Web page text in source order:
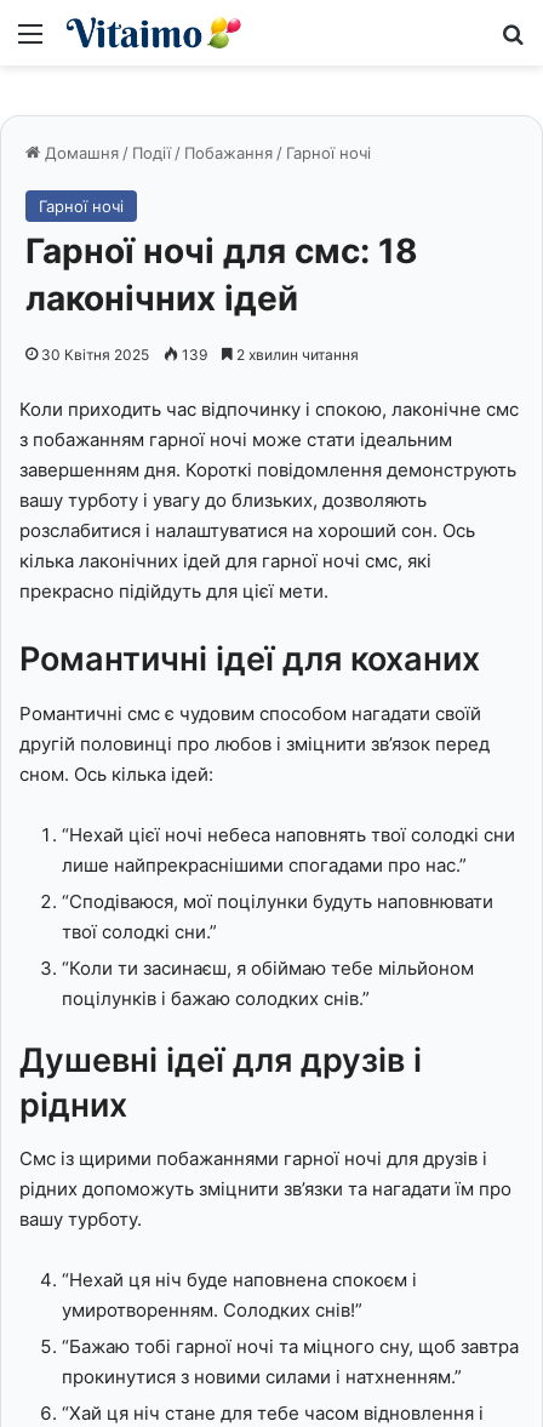
Меню
Домашня / Події / Побажання / Гарної ночі
Гарної ночі
Гарної ночі для смс: 18
лаконічних ідей
30 Квітня 2025 139 2 хвилин читання
Коли приходить час відпочинку і спокою, лаконічне смс
з побажанням гарної ночі може стати ідеальним
завершенням дня. Короткі повідомлення демонструють
вашу турботу і увагу до близьких, дозволяють
розслабитися і налаштуватися на хороший сон. Ось
кілька лаконічних ідей для гарної ночі смс, які
прекрасно підійдуть для цієї мети.
Романтичні ідеї для коханих
Романтичні смс є чудовим способом нагадати своїй
другій половинці про любов і зміцнити зв’язок перед
сном. Ось кілька ідей:
“Нехай цієї ночі небеса наповнять твої солодкі сни
лише найпрекраснішими спогадами про нас.”
“Сподіваюся, мої поцілунки будуть наповнювати
твої солодкі сни.”
“Коли ти засинаєш, я обіймаю тебе мільйоном
поцілунків і бажаю солодких снів.”
Душевні ідеї для друзів і
рідних
Смс із щирими побажаннями гарної ночі для друзів і
рідних допоможуть зміцнити зв’язки та нагадати їм про
вашу турботу.
“Нехай ця ніч буде наповнена спокоєм і
умиротворенням. Солодких снів!”
“Бажаю тобі гарної ночі та міцного сну, щоб завтра
прокинутися з новими силами і натхненням.”
“Хай ця ніч стане для тебе часом відновлення і